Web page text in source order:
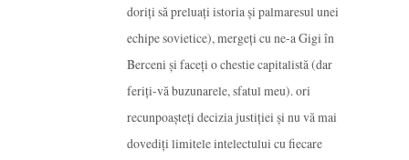
doriți să preluați istoria și palmaresul unei
echipe sovietice), mergeți cu ne-a Gigi în
Berceni și faceți o chestie capitalistă (dar
feriți-vă buzunarele, sfatul meu). ori
recunpoașteți decizia justiției și nu vă mai
dovediți limitele intelectului cu fiecare